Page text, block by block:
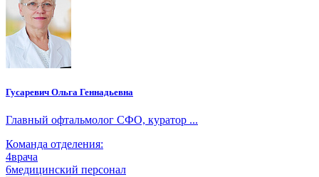
Гусаревич Ольга Геннадьевна
Главный офтальмолог СФО, куратор ...
Команда отделения:
4врача
6медицинский персонал